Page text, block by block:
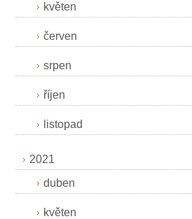
květen
červen
srpen
říjen
listopad
2021
duben
květen